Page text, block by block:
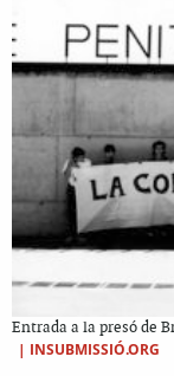
Entrada a la presó de
| INSUBMISSIÓ.ORG